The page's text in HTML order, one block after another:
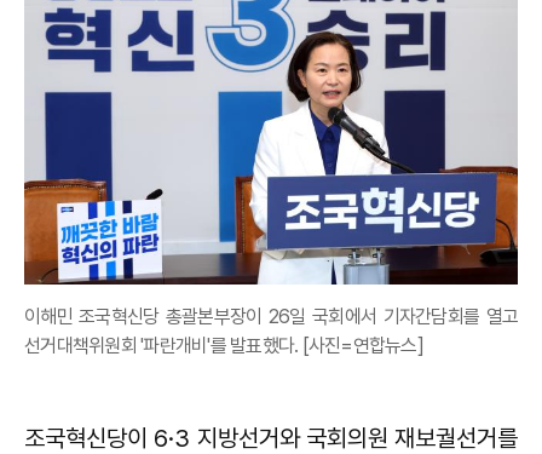
이해민 조국혁신당 총괄본부장이 26일 국회에서 기자간담회를 열고
선거대책위원회 '파란개비'를 발표했다. [사진=연합뉴스]
조국혁신당이 6·3 지방선거와 국회의원 재보궐선거를